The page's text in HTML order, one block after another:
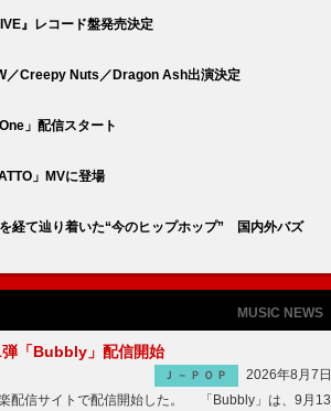
』レコード盤発売決定
／Creepy Nuts／Dragon Ash出演決定
」配信スタート
」MVに登場
経て辿り着いた“今のヒップホップ” 国内外バズ
MUSIC NEWS
「Bubbly」配信開始
Ｊ－ＰＯＰ
2026年8月7日
配信サイトで配信開始した。 「Bubbly」は、9月13